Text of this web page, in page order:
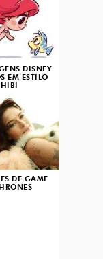
DISNEY
EM ESTILO
DE GAME